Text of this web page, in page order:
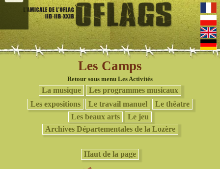
Les Camps
Retour sous menu Les Activités
La musique
Les programmes musicaux
Les expositions
Le travail manuel
Le thêatre
Les beaux arts
Le jeu
Archives Départementales de la Lozère
Haut de la page